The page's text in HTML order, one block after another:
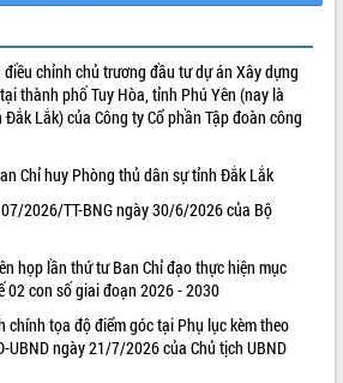
phí
kỳ
chỉnh chủ trương đầu tư dự án Xây dựng
thành phố Tuy Hòa, tỉnh Phú Yên (nay là
Lắk) của Công ty Cổ phần Tập đoàn công
Chỉ huy Phòng thủ dân sự tỉnh Đắk Lắk
2026/TT-BNG ngày 30/6/2026 của Bộ
họp lần thứ tư Ban Chỉ đạo thực hiện mục
02 con số giai đoạn 2026 - 2030
chính tọa độ điểm góc tại Phụ lục kèm theo
UBND ngày 21/7/2026 của Chủ tịch UBND